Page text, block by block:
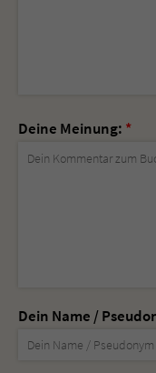
Deine Meinung: *
Dein Name /